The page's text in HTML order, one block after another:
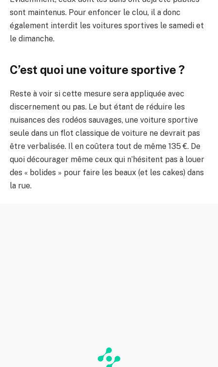
sont maintenus. Pour enfoncer le clou, il a donc
également interdit les voitures sportives le samedi et
le dimanche.
C’est quoi une voiture sportive ?
Reste à voir si cette mesure sera appliquée avec
discernement ou pas. Le but étant de réduire les
nuisances des rodéos sauvages, une voiture sportive
seule dans un flot classique de voiture ne devrait pas
être verbalisée. Il en coûtera tout de même 135 €. De
quoi décourager même ceux qui n’hésitent pas à louer
des « bolides » pour faire les beaux (et les cakes) dans
la rue.